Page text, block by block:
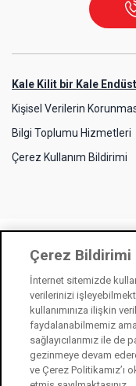
Kale Kilit bir Kale
Kişisel Verilerin
Bilgi Toplumu Hizmetleri
Çerez Kullanım Bildirimi
Çerez Bildirimi
İnternet sitemizde
verilerinizi
kullanımınıza ilişkin
faydalanabilmemiz
sağlayıcılarımız ile de
gezinmeye devam
ve Çerez Politikamız’ı